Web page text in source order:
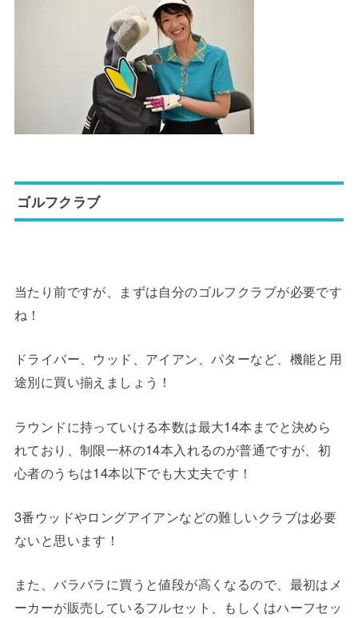
ゴルフクラブ
当たり前ですが、まずは自分のゴルフクラブが必要です
ね！
ドライバー、ウッド、アイアン、パターなど、機能と用
途別に買い揃えましょう！
ラウンドに持っていける本数は最大14本までと決めら
れており、制限一杯の14本入れるのが普通ですが、初
心者のうちは14本以下でも大丈夫です！
3番ウッドやロングアイアンなどの難しいクラブは必要
ないと思います！
また、バラバラに買うと値段が高くなるので、最初はメ
ーカーが販売しているフルセット、もしくはハーフセッ